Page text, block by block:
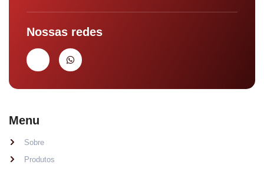
Nossas redes
Menu
Sobre
Produtos